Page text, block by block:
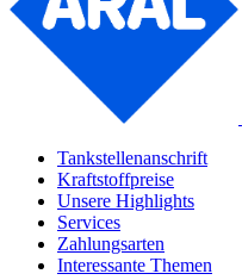
Tankstellenanschrift
Kraftstoffpreise
Unsere Highlights
Services
Zahlungsarten
Interessante Themen